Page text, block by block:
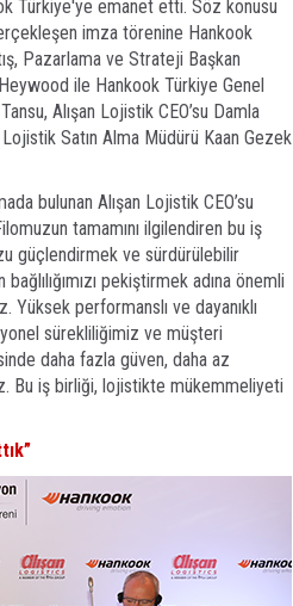
Türkiye'ye emanet etti. Söz konusu
imza törenine Hankook
Pazarlama ve Strateji Başkan
Heywood ile Hankook Türkiye Genel
Alışan Lojistik CEO’su Damla
Lojistik Satın Alma Müdürü Kaan Gezek
bulunan Alışan Lojistik CEO’su
tamamını ilgilendiren bu iş
güçlendirmek ve sürdürülebilir
bağlılığımızı pekiştirmek adına önemli
Yüksek performanslı ve dayanıklı
sürekliliğimiz ve müşteri
daha fazla güven, daha az
Bu iş birliği, lojistikte mükemmeliyeti